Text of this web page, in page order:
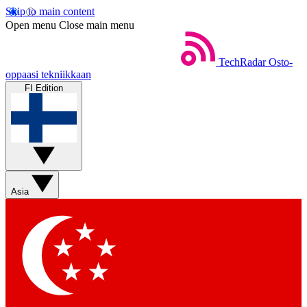
Skip to main content
Open menu Close main menu
TechRadar Osto-
oppaasi tekniikkaan
FI Edition
Asia